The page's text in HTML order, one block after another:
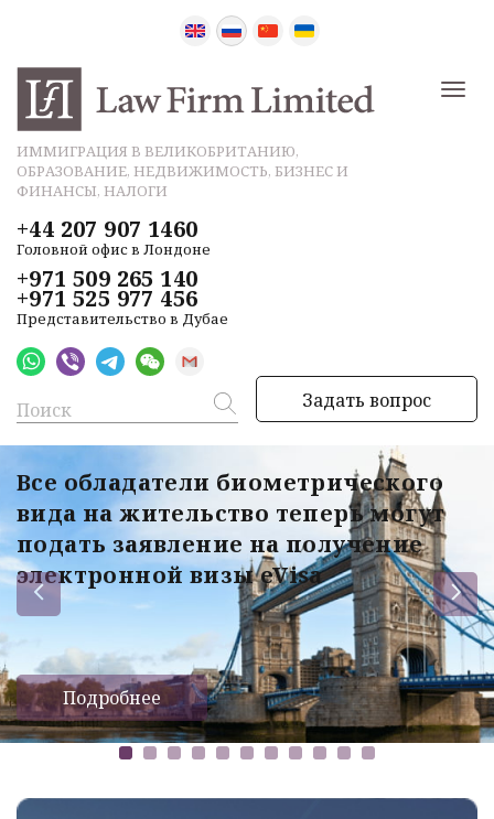
ИММИГРАЦИЯ В ВЕЛИКОБРИТАНИЮ,
ОБРАЗОВАНИЕ, НЕДВИЖИМОСТЬ, БИЗНЕС И
ФИНАНСЫ, НАЛОГИ
+44 207 907 1460
Головной офис в Лондоне
+971 509 265 140
+971 525 977 456
Представительство в Дубае
Задать вопрос
Все обладатели биометрического
вида на жительство теперь могут
подать заявление на получение
электронной визы eVisa
Подробнее